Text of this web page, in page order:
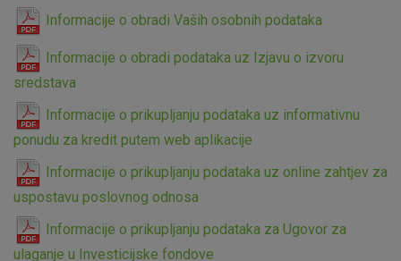
Informacije o obradi Vaših osobnih podataka
Informacije o obradi podataka uz Izjavu o izvoru
sredstava
Informacije o prikupljanju podataka uz informativnu
ponudu za kredit putem web aplikacije
Informacije o prikupljanju podataka uz online zahtjev za
uspostavu poslovnog odnosa
Informacije o prikupljanju podataka za Ugovor za
ulaganje u Investicijske fondove